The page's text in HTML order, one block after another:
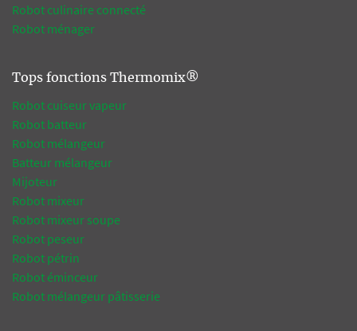
Robot culinaire connecté
Robot ménager
Tops fonctions Thermomix®
Robot cuiseur vapeur
Robot batteur
Robot mélangeur
Batteur mélangeur
Mijoteur
Robot mixeur
Robot mixeur soupe
Robot peseur
Robot pétrin
Robot éminceur
Robot mélangeur pâtisserie